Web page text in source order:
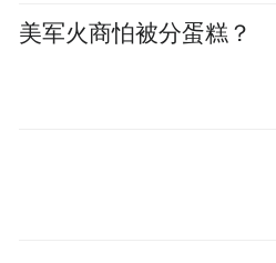
根据《措施》，山东省
定主导产业，开展管理
济基础条件好、科技
美军火商怕被分蛋糕？